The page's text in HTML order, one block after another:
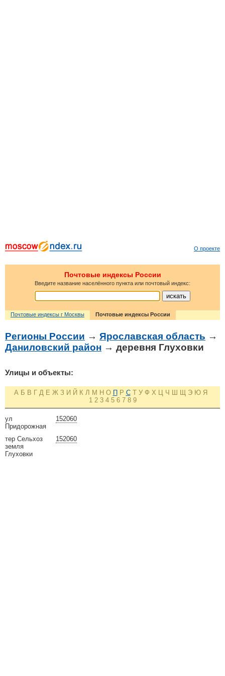
О проекте
Почтовые индексы России
Введите название населённого пункта или почтовый индекс:
Почтовые индексы г Москвы Почтовые индексы России
Регионы России → Ярославская область →
Даниловский район → деревня Глуховки
Улицы и объекты:
А Б В Г Д Е Ж З И Й К Л М Н О П Р С Т У Ф Х Ц Ч Ш Щ Э Ю Я
1 2 3 4 5 6 7 8 9
152060
ул
Придорожная
152060
тер Сельхоз
земля
Глуховки